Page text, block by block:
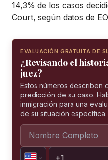
14,3% de los casos
Court, según datos de
EVALUACIÓN GRATUITA DE
¿Revisando el
juez?
Estos números describen
predicción de su caso.
inmigración para una
de su situación específica.